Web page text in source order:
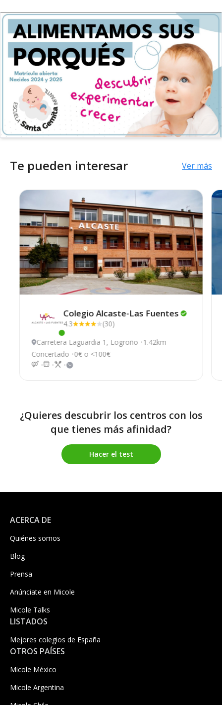
Te pueden interesar Ver más
Este centro ha estado online recientemente
Colegio Alcaste-Las Fuentes
4.3
(30)
Carretera Laguardia 1, Logroño
1.42km
Concertado 0€ o <100€
¿Quieres descubrir los centros con los
que tienes más afinidad?
Hacer el test
ACERCA DE
Quiénes somos
Blog
Prensa
Anúnciate en Micole
Micole Talks
LISTADOS
Mejores colegios de España
OTROS PAÍSES
Micole México
Micole Argentina